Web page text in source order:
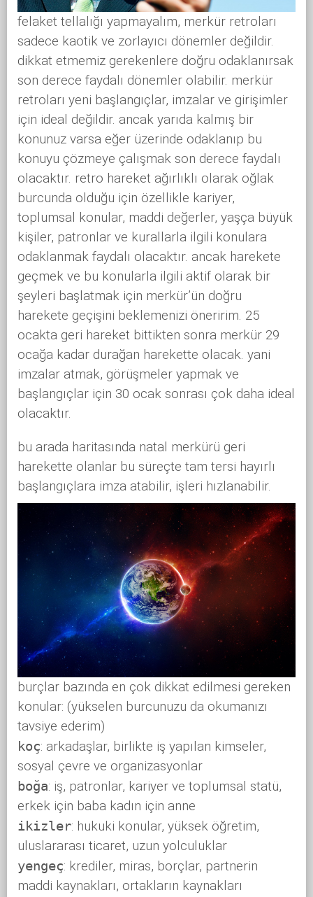
felaket tellalığı yapmayalım, merkür retroları
sadece kaotik ve zorlayıcı dönemler değildir.
dikkat etmemiz gerekenlere doğru odaklanırsak
son derece faydalı dönemler olabilir. merkür
retroları yeni başlangıçlar, imzalar ve girişimler
için ideal değildir. ancak yarıda kalmış bir
konunuz varsa eğer üzerinde odaklanıp bu
konuyu çözmeye çalışmak son derece faydalı
olacaktır. retro hareket ağırlıklı olarak oğlak
burcunda olduğu için özellikle kariyer,
toplumsal konular, maddi değerler, yaşça büyük
kişiler, patronlar ve kurallarla ilgili konulara
odaklanmak faydalı olacaktır. ancak harekete
geçmek ve bu konularla ilgili aktif olarak bir
şeyleri başlatmak için merkür’ün doğru
harekete geçişini beklemenizi öneririm. 25
ocakta geri hareket bittikten sonra merkür 29
ocağa kadar durağan harekette olacak. yani
imzalar atmak, görüşmeler yapmak ve
başlangıçlar için 30 ocak sonrası çok daha ideal
olacaktır.
bu arada haritasında natal merkürü geri
harekette olanlar bu süreçte tam tersi hayırlı
başlangıçlara imza atabilir, işleri hızlanabilir.
burçlar bazında en çok dikkat edilmesi gereken
konular: (yükselen burcunuzu da okumanızı
tavsiye ederim)
koç: arkadaşlar, birlikte iş yapılan kimseler,
sosyal çevre ve organizasyonlar
boğa: iş, patronlar, kariyer ve toplumsal statü,
erkek için baba kadın için anne
ikizler: hukuki konular, yüksek öğretim,
uluslararası ticaret, uzun yolculuklar
yengeç: krediler, miras, borçlar, partnerin
maddi kaynakları, ortakların kaynakları